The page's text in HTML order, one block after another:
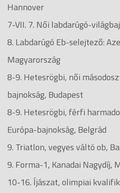
Hannover
7-VII. 7. Női labdarúgó-
8. Labdarúgó Eb-selejtező:
Magyarország
8-9. Hetesrögbi, női
bajnokság, Budapest
8-9. Hetesrögbi, férfi
Európa-bajnokság, Belgrád
9. Triatlon, vegyes váltó ob,
9. Forma-1, Kanadai Nagydíj,
10-16. Íjászat, olimpiai